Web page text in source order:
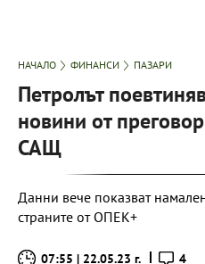
НАЧАЛО ФИНАНСИ ПАЗАРИ
Петролът
новини от
САЩ
Данни вече показват
страните от ОПЕК+
07:55 | 22.05.23 г. 4